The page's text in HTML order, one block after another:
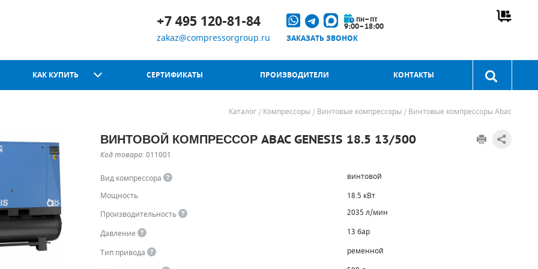
+7 495 120-81-84
zakaz@compressorgroup.ru
пн–пт
9:00–18:00
ЗАКАЗАТЬ ЗВОНОК
КАК КУПИТЬ СЕРТИФИКАТЫ ПРОИЗВОДИТЕЛИ КОНТАКТЫ
Каталог Компрессоры Винтовые компрессоры Винтовые компрессоры Abac
ВИНТОВОЙ КОМПРЕССОР ABAC GENESIS 18.5 13/500
Код товара:011001
Вид компрессора
винтовой
Мощность
18.5 кВт
Производительность
2035 л/мин
Давление
13 бар
Тип привода
ременной